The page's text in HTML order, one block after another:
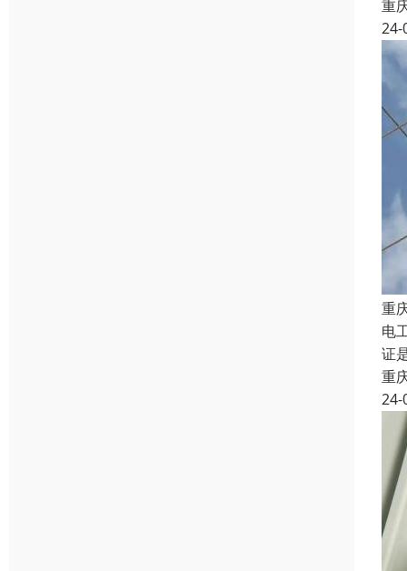
重
24-
重
电
证
重
24-